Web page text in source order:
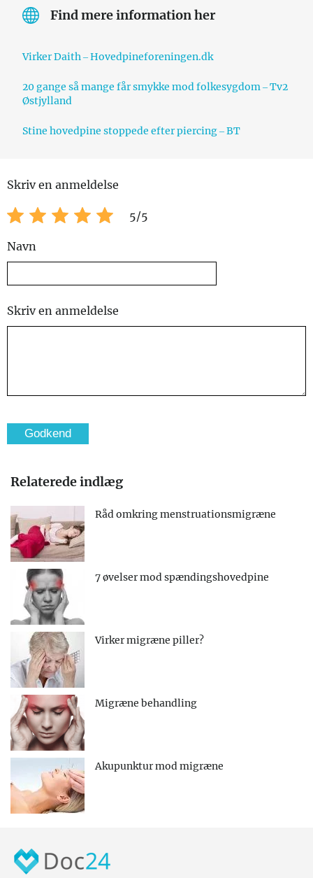
Find mere information her
Virker Daith – Hovedpineforeningen.dk
20 gange så mange får smykke mod folkesygdom – Tv2
Østjylland
Stine hovedpine stoppede efter piercing – BT
Skriv en anmeldelse
5/5
Navn
Skriv en anmeldelse
Relaterede indlæg
Råd omkring menstruationsmigræne
7 øvelser mod spændingshovedpine
Virker migræne piller?
Migræne behandling
Akupunktur mod migræne